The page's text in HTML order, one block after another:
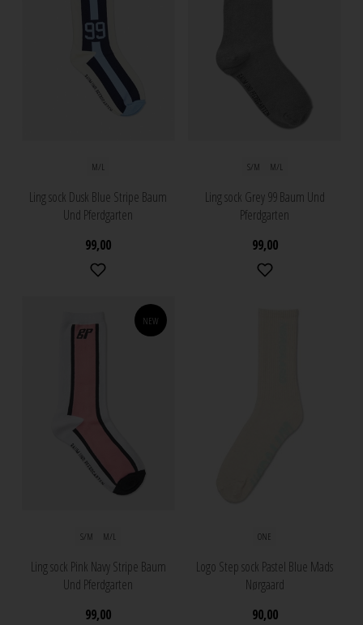
M/L
Ling sock Dusk Blue Stripe Baum
Und Pferdgarten
99,00
S/M M/L
Ling sock Grey 99 Baum Und
Pferdgarten
99,00
NEW
S/M M/L
Ling sock Pink Navy Stripe Baum
Und Pferdgarten
99,00
ONE
Logo Step sock Pastel Blue Mads
Nørgaard
90,00